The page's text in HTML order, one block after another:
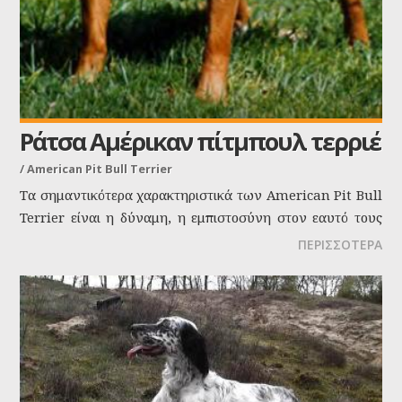
Ράτσα Αμέρικαν πίτμπουλ τερριέ
/American Pit Bull Terrier
Τα σημαντικότερα χαρακτηριστικά των American Pit Bull
Terrier είναι η δύναμη, η εμπιστοσύνη στον εαυτό τους
και η όρεξη για ζωή. Αυτή η φυλή είναι πρόθυμη να
πίτμπουλ τεριέ είναι εξαιρετικοί σύντροφοι και αγαπούν
ιδιαίτερα τα παιδιά.
ΠΕΡΙΣΣΟΤΕΡΑ